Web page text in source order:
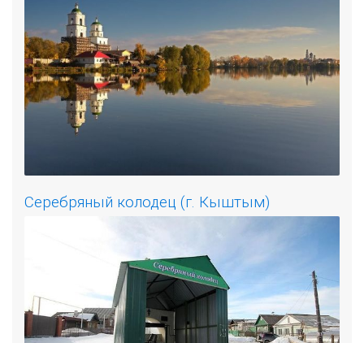
Серебряный колодец (г. Кыштым)